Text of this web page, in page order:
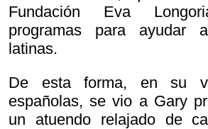
Fundación Eva
programas para ayudar
latinas.
De esta forma, en su
españolas, se vio a Gary
un atuendo relajado de